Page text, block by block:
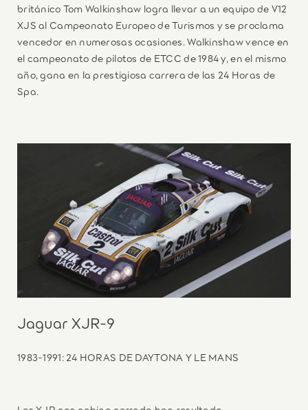
británico Tom Walkinshaw logra llevar a un equipo de V12
XJS al Campeonato Europeo de Turismos y se proclama
vencedor en numerosas ocasiones. Walkinshaw vence en
el campeonato de pilotos de ETCC de 1984 y, en el mismo
año, gana en la prestigiosa carrera de las 24 Horas de
Spa.
Jaguar XJR-9
1983-1991: 24 HORAS DE DAYTONA Y LE MANS